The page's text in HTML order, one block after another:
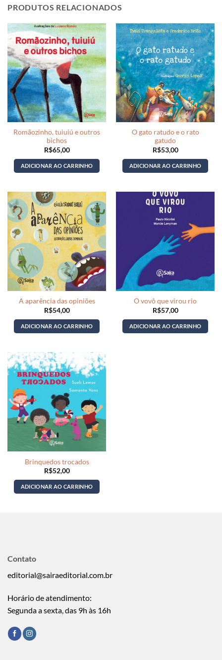
PRODUTOS RELACIONADOS
Romãozinho, tuiuiú e outros
bichos
R$65,00
ADICIONAR AO CARRINHO
O gato ratudo e o rato
gatudo
R$53,00
ADICIONAR AO CARRINHO
A aparência das opiniões
R$54,00
ADICIONAR AO CARRINHO
O vovô que virou rio
R$57,00
ADICIONAR AO CARRINHO
Brinquedos trocados
R$52,00
ADICIONAR AO CARRINHO
Contato
editorial@sairaeditorial.com.br
Horário de atendimento:
Segunda a sexta, das 9h às 16h